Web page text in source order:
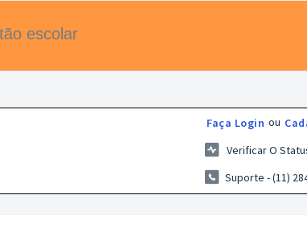
escolar
Faça Login ou
Verificar O
Suporte - (11)